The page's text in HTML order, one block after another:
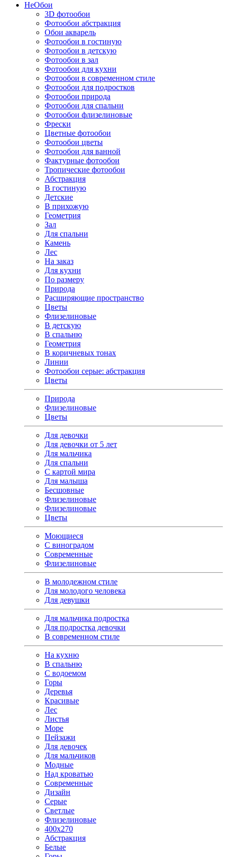
НеОбои
3D фотообои
Фотообои абстракция
Обои акварель
Фотообои в гостиную
Фотообои в детскую
Фотообои в зал
Фотообои для кухни
Фотообои в современном стиле
Фотообои для подростков
Фотообои природа
Фотообои для спальни
Фотообои флизелиновые
Фрески
Цветные фотообои
Фотообои цветы
Фотообои для ванной
Фактурные фотообои
Тропические фотообои
Абстракция
В гостиную
Детские
В прихожую
Геометрия
Зал
Для спальни
Камень
Лес
На заказ
Для кухни
По размеру
Природа
Расширяющие пространство
Цветы
Флизелиновые
В детскую
В спальню
Геометрия
В коричневых тонах
Линии
Фотообои серые: абстракция
Цветы
Природа
Флизелиновые
Цветы
Для девочки
Для девочки от 5 лет
Для мальчика
Для спальни
С картой мира
Для малыша
Бесшовные
Флизелиновые
Флизелиновые
Цветы
Моющиеся
С виноградом
Современные
Флизелиновые
В молодежном стиле
Для молодого человека
Для девушки
Для мальчика подростка
Для подростка девочки
В современном стиле
На кухню
В спальню
С водоемом
Горы
Деревья
Красивые
Лес
Листья
Море
Пейзажи
Для девочек
Для мальчиков
Модные
Над кроватью
Современные
Дизайн
Серые
Светлые
Флизелиновые
400х270
Абстракция
Белые